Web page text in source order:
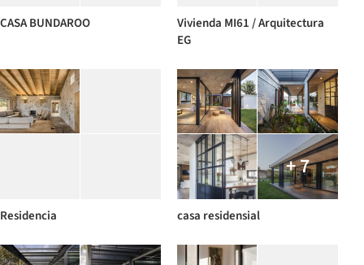
CASA BUNDAROO
Vivienda MI61 / Arquitectura
EG
Residencia
+ 7
casa residensial